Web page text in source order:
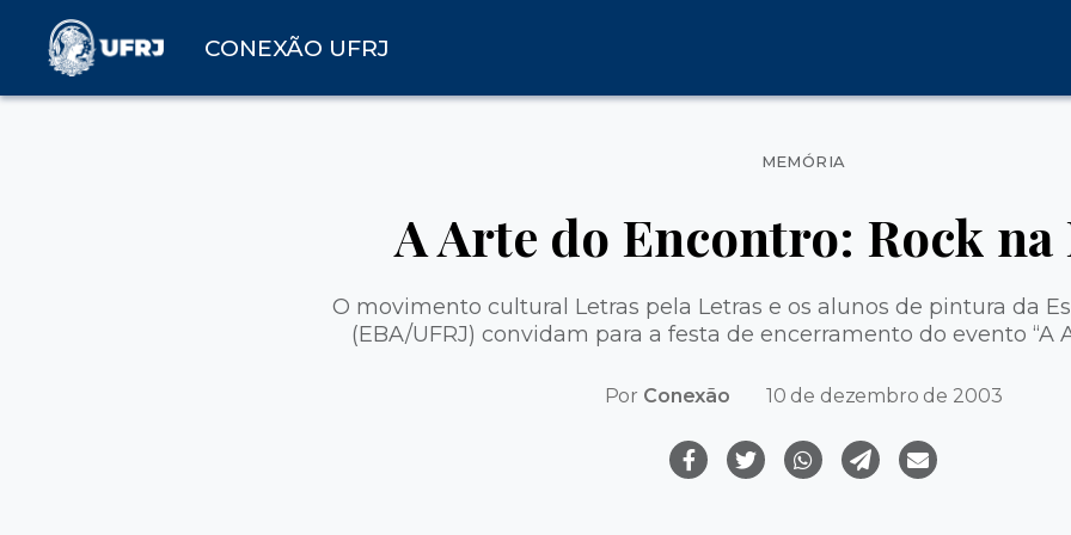
CONEXÃO UFRJ
Categorias
MEMÓRIA
A Arte do Encontro: Rock na
O movimento cultural Letras pela Letras e os alunos de pintura da
(EBA/UFRJ) convidam para a festa de encerramento do evento “A
Por Conexão 10 de dezembro de 2003